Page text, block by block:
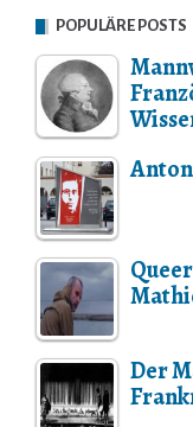
POPULÄRE POSTS
Der